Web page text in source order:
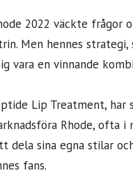
2022 väckte frågor
Men hennes strategi,
vara en vinnande
Lip Treatment,
Rhode, ofta
dela sina egna stilar
fans.